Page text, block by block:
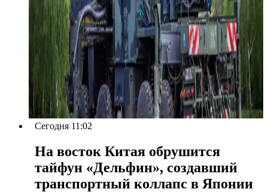
Сегодня 11:02
На восток Китая обрушится
тайфун «Дельфин», создавший
транспортный коллапс в Японии